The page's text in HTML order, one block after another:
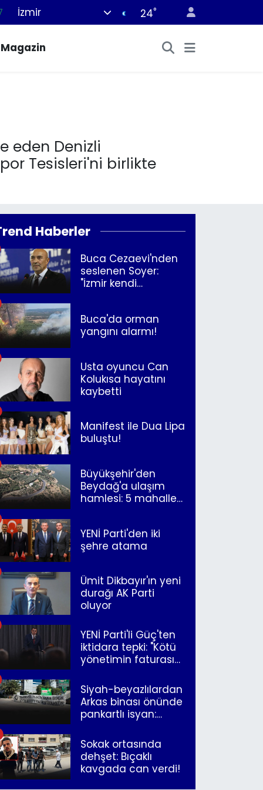
İzmir 24°
Magazin
eden Denizli
Tesisleri'ni birlikte
Haberler
Buca Cezaevi'nden
seslenen Soyer:
"İzmir kendi
Buca'da orman
yangını alarmı!
Usta oyuncu Can
Kolukısa hayatını
kaybetti
Manifest ile Dua Lipa
buluştu!
Büyükşehir'den
Beydağ'a ulaşım
hamlesi: 5 mahalle
YENİ Parti'den iki
şehre atama
Ümit Dikbayır'ın yeni
durağı AK Parti
oluyor
YENİ Parti'li Güç'ten
iktidara tepki: "Kötü
yönetimin faturasını
Siyah-beyazlılardan
Arkas binası önünde
pankartlı isyan:
İzmir"
Sokak ortasında
dehşet: Bıçaklı
kavgada can verdi!